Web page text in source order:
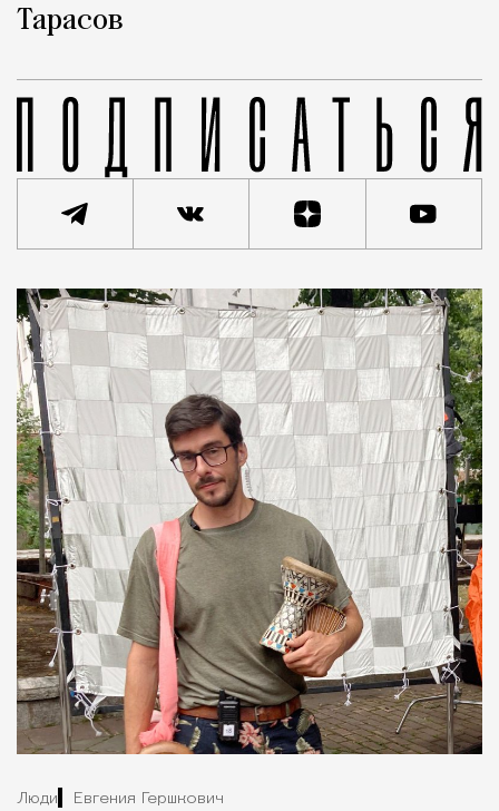
Тарасов
Люди Евгения Гершкович